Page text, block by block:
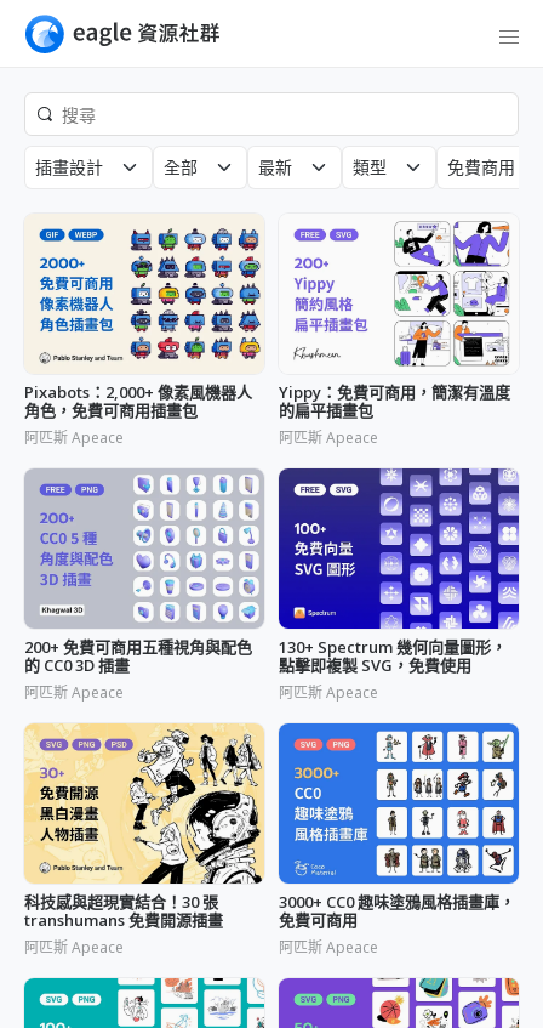
插畫設計 全部 最新 類型 免費商用
Pixabots：2,000+ 像素風機器人
角色，免費可商用插畫包
阿匹斯 Apeace
Yippy：免費可商用，簡潔有溫度
的扁平插畫包
阿匹斯 Apeace
200+ 免費可商用五種視角與配色
的 CC0 3D 插畫
阿匹斯 Apeace
130+ Spectrum 幾何向量圖形，
點擊即複製 SVG，免費使用
阿匹斯 Apeace
科技感與超現實結合！30 張
transhumans 免費開源插畫
阿匹斯 Apeace
3000+ CC0 趣味塗鴉風格插畫庫，
免費可商用
阿匹斯 Apeace